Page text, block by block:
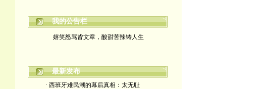
我的公告栏
嬉笑怒骂皆文章，酸甜苦辣铸人生
最新发布
· 西班牙难民潮的幕后真相：太无耻